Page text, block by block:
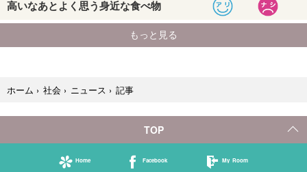
ホーム › 社会 › ニュース › 記事
TOP
Home Facebook My Room